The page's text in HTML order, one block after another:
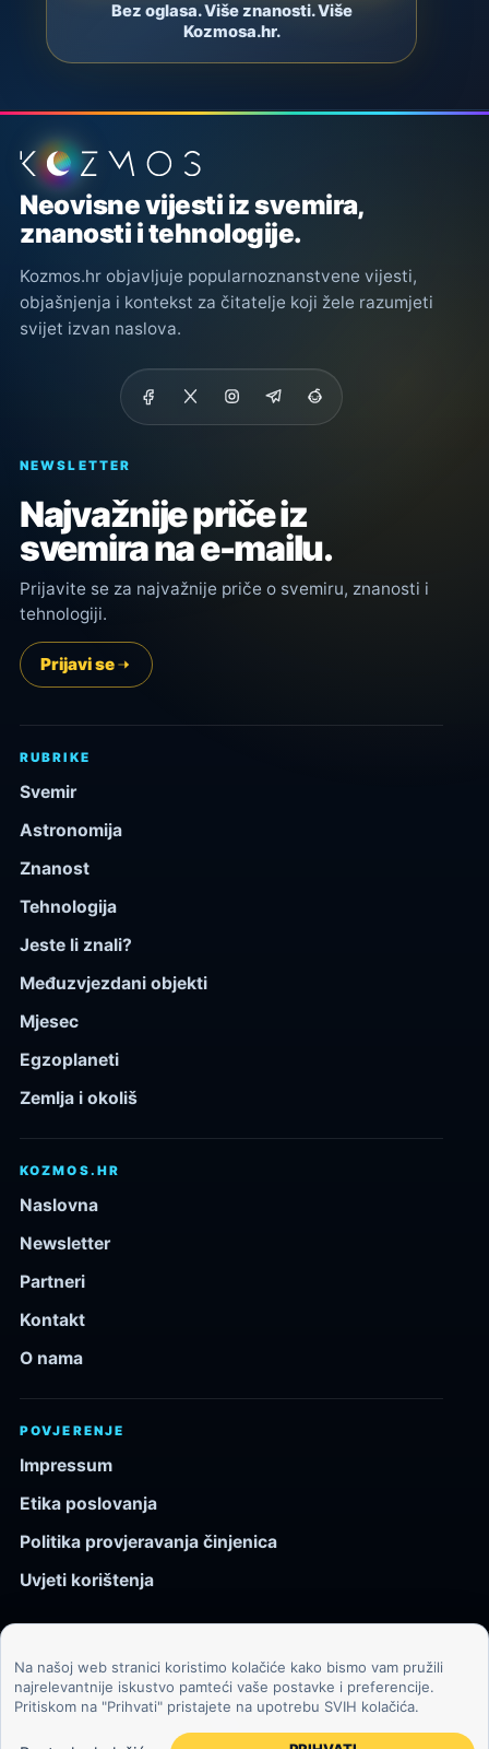
Bez oglasa. Više znanosti. Više
Kozmosa.hr.
Podnožje stranice
Neovisne vijesti iz svemira,
znanosti i tehnologije.
Kozmos.hr objavljuje popularnoznanstvene vijesti,
objašnjenja i kontekst za čitatelje koji žele razumjeti
svijet izvan naslova.
NEWSLETTER
Najvažnije priče iz
svemira na e-mailu.
Prijavite se za najvažnije priče o svemiru, znanosti i
tehnologiji.
Prijavi se
RUBRIKE
Svemir
Astronomija
Znanost
Tehnologija
Jeste li znali?
Međuzvjezdani objekti
Mjesec
Egzoplaneti
Zemlja i okoliš
KOZMOS.HR
Naslovna
Newsletter
Partneri
Kontakt
O nama
POVJERENJE
Impressum
Etika poslovanja
Politika provjeravanja činjenica
Uvjeti korištenja
© 2026 Kozmos.hr. Sva prava pridržana.
Svemir, znanost, tehnologija i velike ideje za znatiželjne
čitatelje.
Na našoj web stranici koristimo kolačiće kako bismo vam pružili
najrelevantnije iskustvo pamteći vaše postavke i preferencije.
Pritiskom na "Prihvati" pristajete na upotrebu SVIH kolačića.